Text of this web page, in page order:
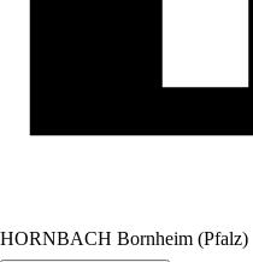
HORNBACH Bornheim (Pfalz)